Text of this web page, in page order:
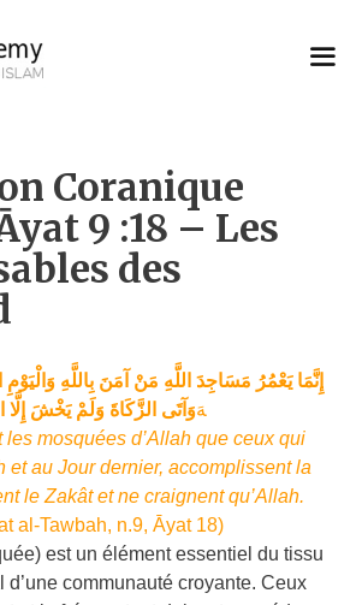
Coranique
9 :18 – Les
des
إِنَّمَا يَعْمُرُ مَسَاجِدَ اللَّهِ مَنْ آمَنَ بِاللَّهِ وَالْيَوْمِ
وَآتَى الزَّكَاةَ وَلَمْ يَخْشَ إِلَّاهَ
mosquées d’Allah que ceux qui
et au Jour dernier, accomplissent la
le Zakât et ne craignent qu’Allah.
al-Tawbah, n.9, Āyat 18)
est un élément essentiel du tissu
d’une communauté croyante. Ceux